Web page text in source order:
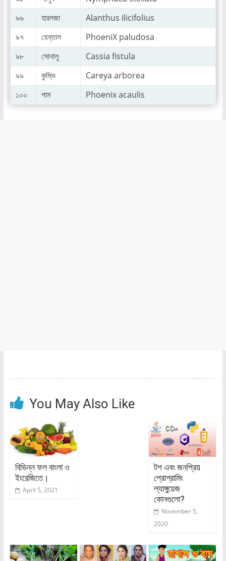
৯৬
হারগজা
Alanthus ilicifolius
৯৭
হেন্তাল
PhoeniX paludosa
৯৮
সোনালু
Cassia fistula
৯৯
কুম্ভি
Careya arborea
১০০
পাম Phoenix acaulis
You May Also Like
বিভিন্ন ফল বাংলা ও
ইংরেজিতে।
April 5, 2021
টপ এবং জনপ্রিয়
প্রোগ্রামিং
ল্যাঙ্গুয়েজ
কোনগুলো?
November 5,
2020